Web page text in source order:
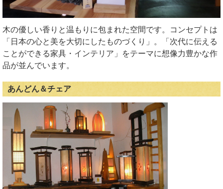
木の優しい香りと温もりに包まれた空間です。コンセプトは
「日本の心と美を大切にしたものづくり」。「次代に伝える
ことができる家具・インテリア」をテーマに想像力豊かな作
品が並んでいます。
あんどん＆チェア